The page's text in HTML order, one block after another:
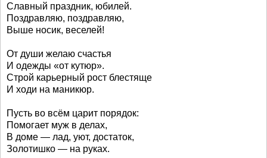
Славный праздник, юбилей.
Поздравляю, поздравляю,
Выше носик, веселей!
От души желаю счастья
И одежды «от кутюр».
Строй карьерный рост блестяще
И ходи на маникюр.
Пусть во всём царит порядок:
Помогает муж в делах,
В доме — лад, уют, достаток,
Золотишко — на руках.